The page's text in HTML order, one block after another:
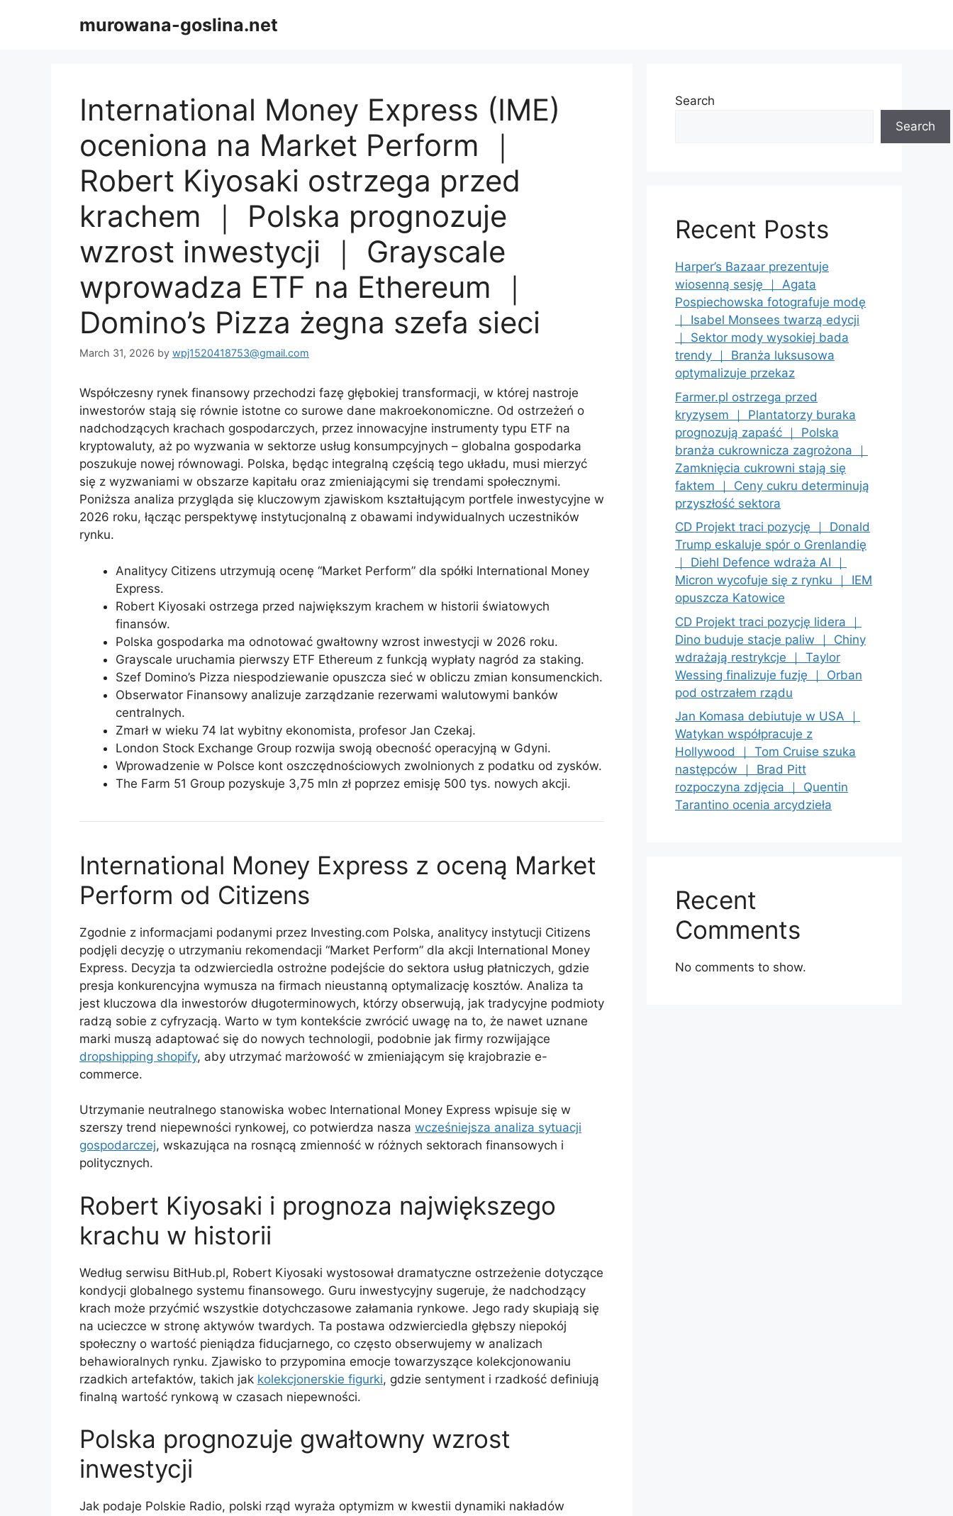
murowana-goslina.net
International Money Express (IME)
oceniona na Market Perform ｜
Robert Kiyosaki ostrzega przed
krachem ｜ Polska prognozuje
wzrost inwestycji ｜ Grayscale
wprowadza ETF na Ethereum ｜
Domino’s Pizza żegna szefa sieci
March 31, 2026 by wpj1520418753@gmail.com
Współczesny rynek finansowy przechodzi fazę głębokiej transformacji, w której nastroje
inwestorów stają się równie istotne co surowe dane makroekonomiczne. Od ostrzeżeń o
nadchodzących krachach gospodarczych, przez innowacyjne instrumenty typu ETF na
kryptowaluty, aż po wyzwania w sektorze usług konsumpcyjnych – globalna gospodarka
poszukuje nowej równowagi. Polska, będąc integralną częścią tego układu, musi mierzyć
się z wyzwaniami w obszarze kapitału oraz zmieniającymi się trendami społecznymi.
Poniższa analiza przygląda się kluczowym zjawiskom kształtującym portfele inwestycyjne w
2026 roku, łącząc perspektywę instytucjonalną z obawami indywidualnych uczestników
rynku.
Analitycy Citizens utrzymują ocenę “Market Perform” dla spółki International Money
Express.
Robert Kiyosaki ostrzega przed największym krachem w historii światowych
finansów.
Polska gospodarka ma odnotować gwałtowny wzrost inwestycji w 2026 roku.
Grayscale uruchamia pierwszy ETF Ethereum z funkcją wypłaty nagród za staking.
Szef Domino’s Pizza niespodziewanie opuszcza sieć w obliczu zmian konsumenckich.
Obserwator Finansowy analizuje zarządzanie rezerwami walutowymi banków
centralnych.
Zmarł w wieku 74 lat wybitny ekonomista, profesor Jan Czekaj.
London Stock Exchange Group rozwija swoją obecność operacyjną w Gdyni.
Wprowadzenie w Polsce kont oszczędnościowych zwolnionych z podatku od zysków.
The Farm 51 Group pozyskuje 3,75 mln zł poprzez emisję 500 tys. nowych akcji.
International Money Express z oceną Market
Perform od Citizens
Zgodnie z informacjami podanymi przez Investing.com Polska, analitycy instytucji Citizens
podjęli decyzję o utrzymaniu rekomendacji “Market Perform” dla akcji International Money
Express. Decyzja ta odzwierciedla ostrożne podejście do sektora usług płatniczych, gdzie
presja konkurencyjna wymusza na firmach nieustanną optymalizację kosztów. Analiza ta
jest kluczowa dla inwestorów długoterminowych, którzy obserwują, jak tradycyjne podmioty
radzą sobie z cyfryzacją. Warto w tym kontekście zwrócić uwagę na to, że nawet uznane
marki muszą adaptować się do nowych technologii, podobnie jak firmy rozwijające
dropshipping shopify, aby utrzymać marżowość w zmieniającym się krajobrazie e-
commerce.
Utrzymanie neutralnego stanowiska wobec International Money Express wpisuje się w
szerszy trend niepewności rynkowej, co potwierdza nasza wcześniejsza analiza sytuacji
gospodarczej, wskazująca na rosnącą zmienność w różnych sektorach finansowych i
politycznych.
Robert Kiyosaki i prognoza największego
krachu w historii
Według serwisu BitHub.pl, Robert Kiyosaki wystosował dramatyczne ostrzeżenie dotyczące
kondycji globalnego systemu finansowego. Guru inwestycyjny sugeruje, że nadchodzący
krach może przyćmić wszystkie dotychczasowe załamania rynkowe. Jego rady skupiają się
na ucieczce w stronę aktywów twardych. Ta postawa odzwierciedla głębszy niepokój
społeczny o wartość pieniądza fiducjarnego, co często obserwujemy w analizach
behawioralnych rynku. Zjawisko to przypomina emocje towarzyszące kolekcjonowaniu
rzadkich artefaktów, takich jak kolekcjonerskie figurki, gdzie sentyment i rzadkość definiują
finalną wartość rynkową w czasach niepewności.
Polska prognozuje gwałtowny wzrost
inwestycji
Jak podaje Polskie Radio, polski rząd wyraża optymizm w kwestii dynamiki nakładów
Search
Search
Recent Posts
Harper’s Bazaar prezentuje
wiosenną sesję ｜ Agata
Pospiechowska fotografuje modę
｜ Isabel Monsees twarzą edycji
｜ Sektor mody wysokiej bada
trendy ｜ Branża luksusowa
optymalizuje przekaz
Farmer.pl ostrzega przed
kryzysem ｜ Plantatorzy buraka
prognozują zapaść ｜ Polska
branża cukrownicza zagrożona ｜
Zamknięcia cukrowni stają się
faktem ｜ Ceny cukru determinują
przyszłość sektora
CD Projekt traci pozycję ｜ Donald
Trump eskaluje spór o Grenlandię
｜ Diehl Defence wdraża AI ｜
Micron wycofuje się z rynku ｜ IEM
opuszcza Katowice
CD Projekt traci pozycję lidera ｜
Dino buduje stacje paliw ｜ Chiny
wdrażają restrykcje ｜ Taylor
Wessing finalizuje fuzję ｜ Orban
pod ostrzałem rządu
Jan Komasa debiutuje w USA ｜
Watykan współpracuje z
Hollywood ｜ Tom Cruise szuka
następców ｜ Brad Pitt
rozpoczyna zdjęcia ｜ Quentin
Tarantino ocenia arcydzieła
Recent
Comments
No comments to show.